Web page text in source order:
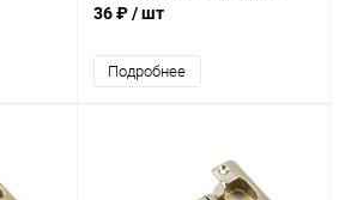
накладная)
36 ₽/ шт
Подробнее